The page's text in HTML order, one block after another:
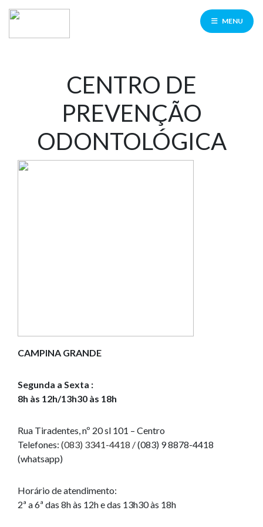
MENU
CENTRO DE
PREVENÇÃO
ODONTOLÓGICA
CAMPINA GRANDE
Segunda a Sexta :
8h às 12h/13h30 às 18h
Rua Tiradentes, nº 20 sl 101 – Centro
Telefones: (083) 3341-4418 /(083) 9 8878-4418
(whatsapp)
Horário de atendimento:
2ª a 6ª das 8h às 12h e das 13h30 às 18h